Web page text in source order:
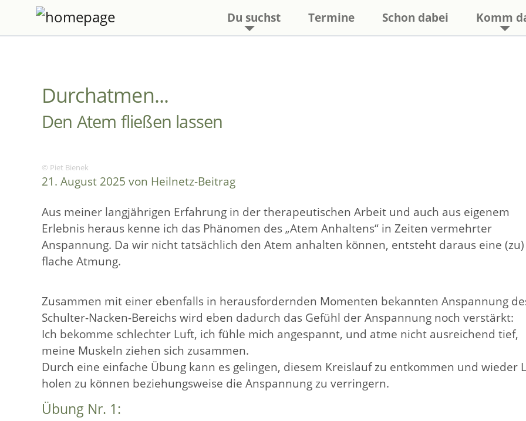
Du suchst Termine Schon dabei Komm
Durchatmen...
Den Atem fließen lassen
© Piet Bienek
21. August 2025 von Heilnetz-Beitrag
Aus meiner langjährigen Erfahrung in der therapeutischen Arbeit und auch aus eigenem
Erlebnis heraus kenne ich das Phänomen des „Atem Anhaltens“ in Zeiten vermehrter
Anspannung. Da wir nicht tatsächlich den Atem anhalten können, entsteht daraus eine (zu)
flache Atmung.
Zusammen mit einer ebenfalls in herausfordernden Momenten bekannten Anspannung
Schulter-Nacken-Bereichs wird eben dadurch das Gefühl der Anspannung noch verstärkt:
Ich bekomme schlechter Luft, ich fühle mich angespannt, und atme nicht ausreichend tief,
meine Muskeln ziehen sich zusammen.
Durch eine einfache Übung kann es gelingen, diesem Kreislauf zu entkommen und wieder
holen zu können beziehungsweise die Anspannung zu verringern.
Übung Nr. 1: